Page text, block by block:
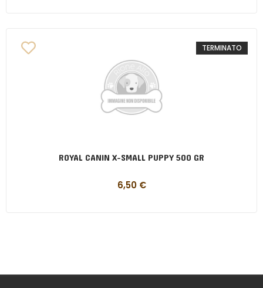
TERMINATO
ROYAL CANIN X-SMALL PUPPY 500 GR
6,50 €